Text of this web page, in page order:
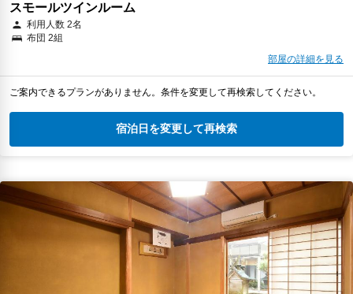
スモールツインルーム
利用人数 2名
布団 2組
部屋の詳細を見る
ご案内できるプランがありません。条件を変更して再検索してください。
宿泊日を変更して再検索